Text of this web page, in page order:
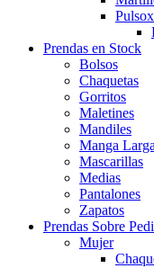
Prendas en Stock
Bolsos
Chaquetas
Gorritos
Maletines
Mandiles
Manga Larga
Mascarillas
Medias
Pantalones
Zapatos
Prendas Sobre
Mujer